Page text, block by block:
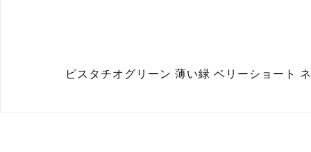
ピスタチオグリーン 薄い緑 ベリーショート